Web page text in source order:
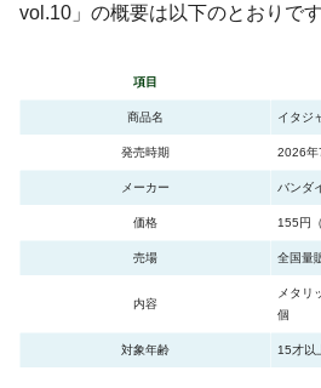
vol.10」の概要は以下のとおりです
項目
商品名 イタジ
発売時期 2026年
メーカー バンダ
価格 155円
売場 全国量
内容
メタリ
個
対象年齢 15才以